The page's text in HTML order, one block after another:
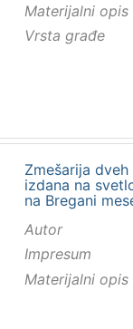
Materijalni opis
Vrsta građe
Zmešarija
izdana na
na Bregani
Autor
Impresum
Materijalni opis